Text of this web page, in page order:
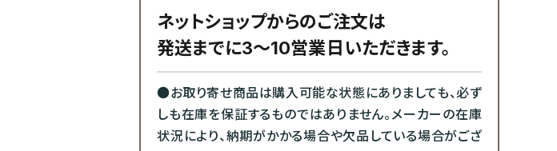
ネットショップからのご注文は
発送までに3～10営業日いただきます。
●お取り寄せ商品は購入可能な状態にありましても、必ず
しも在庫を保証するものではありません。メーカーの在庫
状況により、納期がかかる場合や欠品している場合がござ